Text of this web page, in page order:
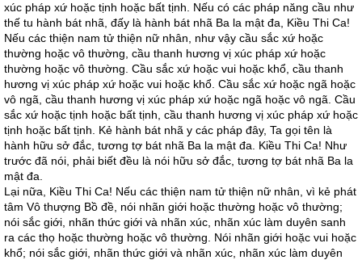
xúc pháp xứ hoặc tịnh hoặc bất tịnh. Nếu có các pháp năng cầu như
thế tu hành bát nhã, đấy là hành bát nhã Ba la mật đa, Kiều Thi Ca!
Nếu các thiện nam tử thiện nữ nhân, như vậy cầu sắc xứ hoặc
thường hoặc vô thường, cầu thanh hương vị xúc pháp xứ hoặc
thường hoặc vô thường. Cầu sắc xứ hoặc vui hoặc khổ, cầu thanh
hương vị xúc pháp xứ hoặc vui hoặc khổ. Cầu sắc xứ hoặc ngã hoặc
vô ngã, cầu thanh hương vị xúc pháp xứ hoặc ngã hoặc vô ngã. Cầu
sắc xứ hoặc tịnh hoặc bất tịnh, cầu thanh hương vị xúc pháp xứ hoặc
tịnh hoặc bất tịnh. Kẻ hành bát nhã y các pháp đây, Ta gọi tên là
hành hữu sở đắc, tương tợ bát nhã Ba la mật đa. Kiều Thi Ca! Như
trước đã nói, phải biết đều là nói hữu sở đắc, tương tợ bát nhã Ba la
mật đa.
Lại nữa, Kiều Thi Ca! Nếu các thiện nam tử thiện nữ nhân, vì kẻ phát
tâm Vô thượng Bồ đề, nói nhãn giới hoặc thường hoặc vô thường;
nói sắc giới, nhãn thức giới và nhãn xúc, nhãn xúc làm duyên sanh
ra các thọ hoặc thường hoặc vô thường. Nói nhãn giới hoặc vui hoặc
khổ; nói sắc giới, nhãn thức giới và nhãn xúc, nhãn xúc làm duyên